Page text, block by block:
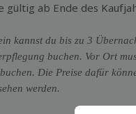
gültig ab Ende des
kannst du bis zu 3
buchen. Vor Ort
Die Preise dafür
werden.